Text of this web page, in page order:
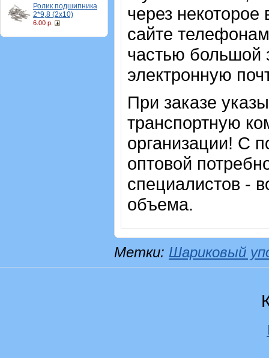
Ролик подшипника
2*9,8 (2х10)
6.00 р.
через
сайте
частью большой
электронную
При заказе
транспортную
организации! С
оптовой
специалистов -
объема.
Метки: Шариковый